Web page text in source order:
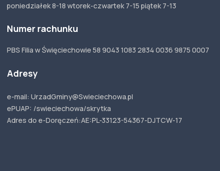
poniedziałek 8-18 wtorek-czwartek 7-15 piątek 7-13
Numer rachunku
PBS Filia w Święciechowie 58 9043 1083 2834 0036 9875 0007
Adresy
e-mail: UrzadGminy@Swieciechowa.pl
ePUAP: /swieciechowa/skrytka
Adres do e-Doręczeń:AE:PL-33123-54367-DJTCW-17